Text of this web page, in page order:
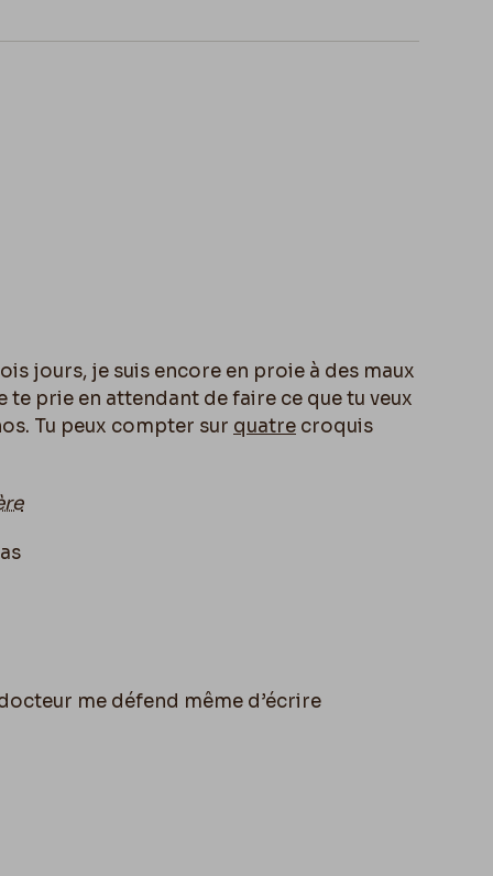
Belgique, Province de
jours, je suis encore en proie à des maux
te prie en attendant de faire ce que tu veux
Tu peux compter sur quatre croquis
me défend même d’écrire